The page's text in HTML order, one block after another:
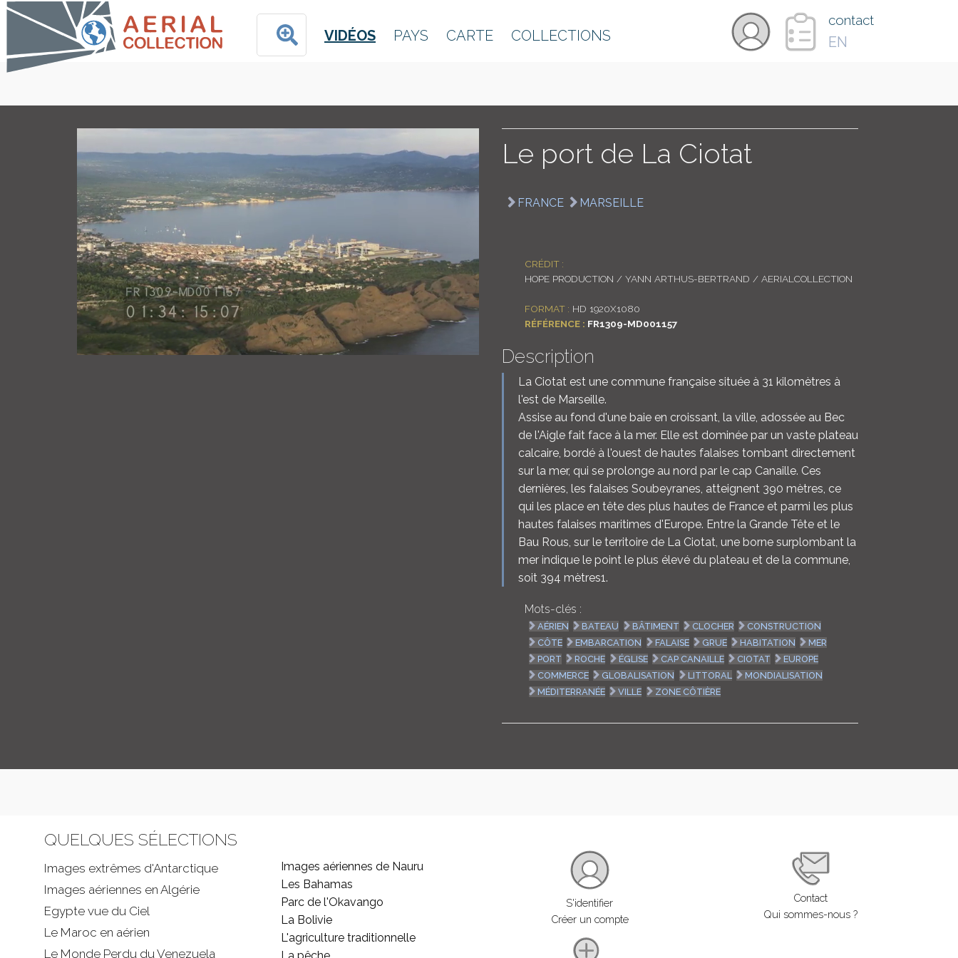
VIDÉOS PAYS CARTE COLLECTIONS
contact
EN
Le port de La Ciotat
FRANCE MARSEILLE
CRÉDIT :
HOPE PRODUCTION / YANN ARTHUS-BERTRAND / AERIALCOLLECTION
FORMAT : HD 1920X1080
RÉFÉRENCE : FR1309-MD001157
Description
La Ciotat est une commune française située à 31 kilomètres à
l'est de Marseille.
Assise au fond d'une baie en croissant, la ville, adossée au Bec
de l'Aigle fait face à la mer. Elle est dominée par un vaste plateau
calcaire, bordé à l'ouest de hautes falaises tombant directement
sur la mer, qui se prolonge au nord par le cap Canaille. Ces
dernières, les falaises Soubeyranes, atteignent 390 mètres, ce
qui les place en tête des plus hautes de France et parmi les plus
hautes falaises maritimes d'Europe. Entre la Grande Tête et le
Bau Rous, sur le territoire de La Ciotat, une borne surplombant la
mer indique le point le plus élevé du plateau et de la commune,
soit 394 mètres1.
Mots-clés :
AÉRIEN BATEAU BÂTIMENT CLOCHER
CONSTRUCTION
CÔTE
EMBARCATION FALAISE GRUE HABITATION
MER
PORT
ROCHE ÉGLISE CAP CANAILLE CIOTAT
EUROPE
COMMERCE
GLOBALISATION LITTORAL
MONDIALISATION
MÉDITERRANÉE
VILLE ZONE CÔTIÈRE
QUELQUES SÉLECTIONS
Images extrêmes d'Antarctique
Images aériennes en Algérie
Egypte vue du Ciel
Le Maroc en aérien
Le Monde Perdu du Venezuela
Images aériennes de Nauru
Les Bahamas
Parc de l'Okavango
La Bolivie
L'agriculture traditionnelle
S'identifier
Créer un compte
Contact
Qui sommes-nous ?